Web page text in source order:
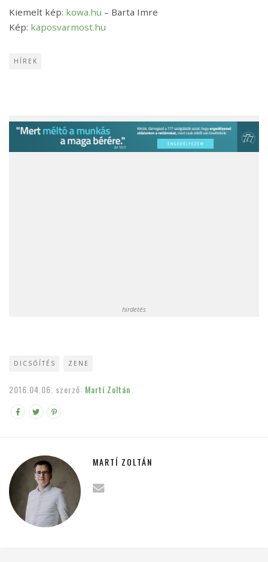
Kiemelt kép: kowa.hu – Barta Imre
Kép: kaposvarmost.hu
HÍREK
hirdetés
DICSŐÍTÉS ZENE
2016.04.06. szerző: Martí Zoltán
MARTÍ ZOLTÁN